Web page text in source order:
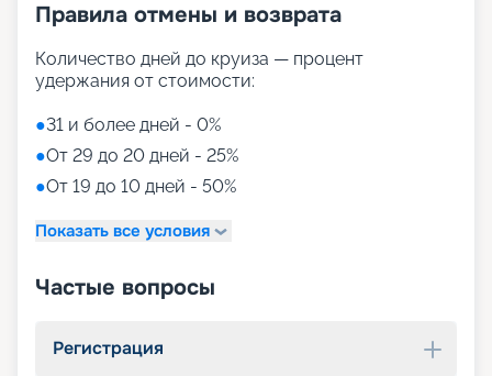
Правила отмены и возврата
Количество дней до круиза — процент
удержания от стоимости:
●31 и более дней - 0%
●От 29 до 20 дней - 25%
●От 19 до 10 дней - 50%
Показать все условия
Частые вопросы
Регистрация